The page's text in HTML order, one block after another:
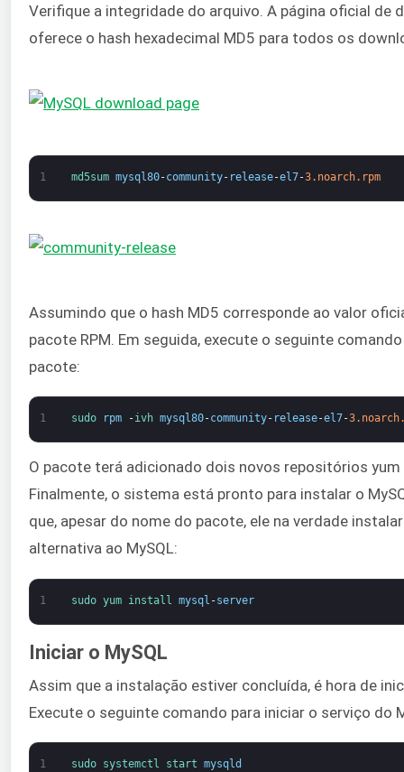
Verifique a integridade do arquivo. A página oficial de
oferece o hash hexadecimal MD5 para todos os
1 md5sum mysql80-community- release-el7-3.noarch.rpm
Assumindo que o hash MD5 corresponde ao valor
pacote RPM. Em seguida, execute o seguinte
pacote:
1 sudo rpm -ivh mysql80-community- release-el7-
O pacote terá adicionado dois novos repositórios yum
Finalmente, o sistema está pronto para instalar o
que, apesar do nome do pacote, ele na verdade
alternativa ao MySQL:
1 sudo yum install mysql -server
Iniciar o MySQL
Assim que a instalação estiver concluída, é hora de
Execute o seguinte comando para iniciar o serviço do
1 sudo systemctl start mysqld